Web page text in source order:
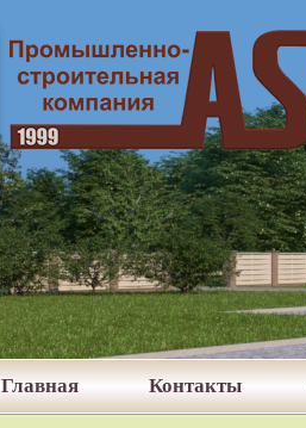
Главная Контакты